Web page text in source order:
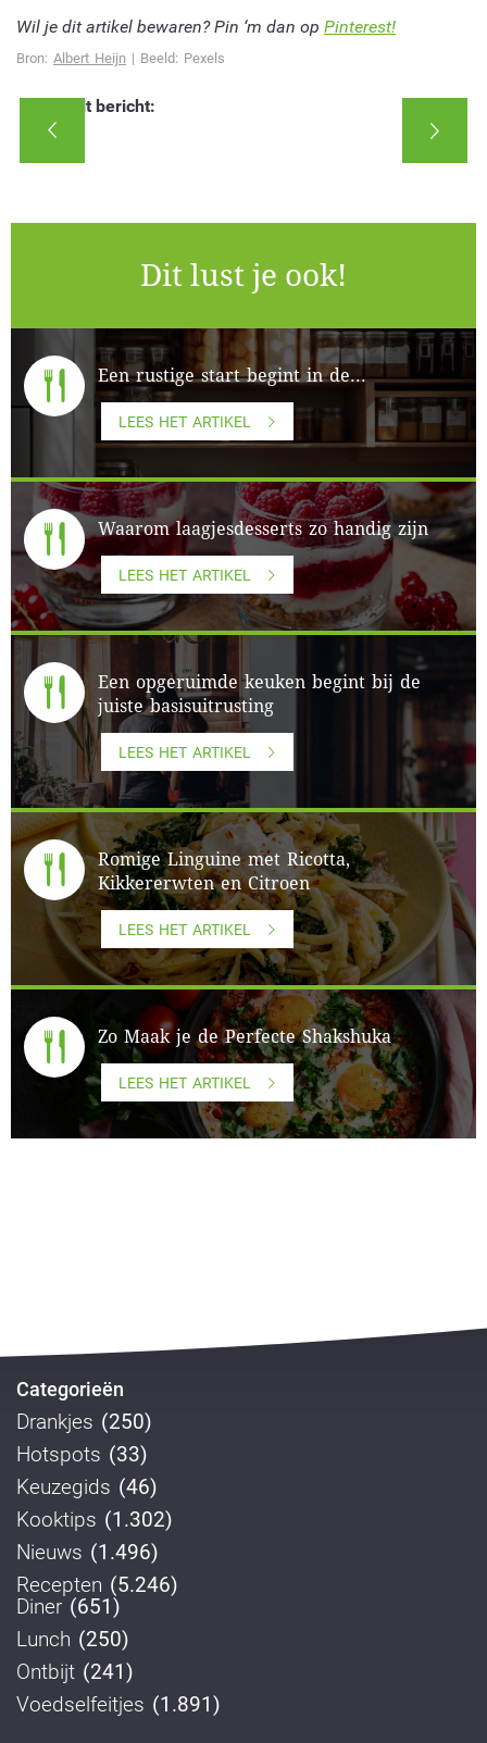
Wil je dit artikel bewaren? Pin ‘m dan op Pinterest!
Bron: Albert Heijn | Beeld: Pexels
Deel dit bericht:
Dit lust je ook!
Een rustige start begint in de...
LEES HET ARTIKEL
Waarom laagjesdesserts zo handig zijn
LEES HET ARTIKEL
Een opgeruimde keuken begint bij de
juiste basisuitrusting
LEES HET ARTIKEL
Romige Linguine met Ricotta,
Kikkererwten en Citroen
LEES HET ARTIKEL
Zo Maak je de Perfecte Shakshuka
LEES HET ARTIKEL
Categorieën
Drankjes (250)
Hotspots (33)
Keuzegids (46)
Kooktips (1.302)
Nieuws (1.496)
Recepten (5.246)
Diner (651)
Lunch (250)
Ontbijt (241)
Voedselfeitjes (1.891)